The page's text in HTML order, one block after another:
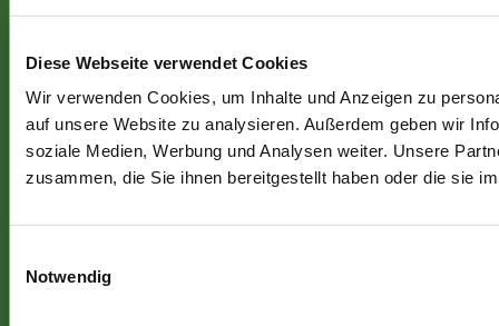
Diese Webseite verwendet Cookies
Wir verwenden Cookies, um Inhalte und Anzeigen zu
auf unsere Website zu analysieren. Außerdem geben wir
soziale Medien, Werbung und Analysen weiter. Unsere
zusammen, die Sie ihnen bereitgestellt haben oder die sie
Notwendig